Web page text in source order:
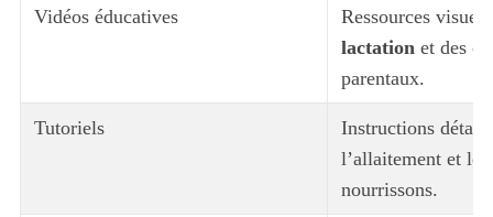
Vidéos éducatives
Ressources
lactation et des
parentaux.
Tutoriels
Instructions
l’allaitement et le
nourrissons.